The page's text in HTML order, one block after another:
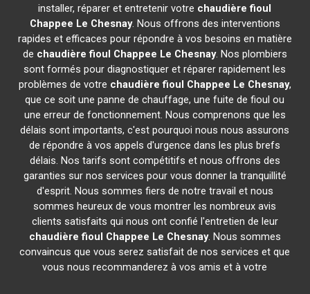
installer, réparer et entretenir votre chaudière fioul
Chappee Le Chesnay. Nous offrons des interventions
rapides et efficaces pour répondre à vos besoins en matière
de chaudière fioul Chappee Le Chesnay. Nos plombiers
sont formés pour diagnostiquer et réparer rapidement les
problèmes de votre chaudière fioul Chappee Le Chesnay,
que ce soit une panne de chauffage, une fuite de fioul ou
une erreur de fonctionnement. Nous comprenons que les
délais sont importants, c'est pourquoi nous nous assurons
de répondre à vos appels d'urgence dans les plus brefs
délais. Nos tarifs sont compétitifs et nous offrons des
garanties sur nos services pour vous donner la tranquillité
d'esprit. Nous sommes fiers de notre travail et nous
sommes heureux de vous montrer les nombreux avis
clients satisfaits qui nous ont confié l'entretien de leur
chaudière fioul Chappee Le Chesnay. Nous sommes
convaincus que vous serez satisfait de nos services et que
vous nous recommanderez à vos amis et à votre